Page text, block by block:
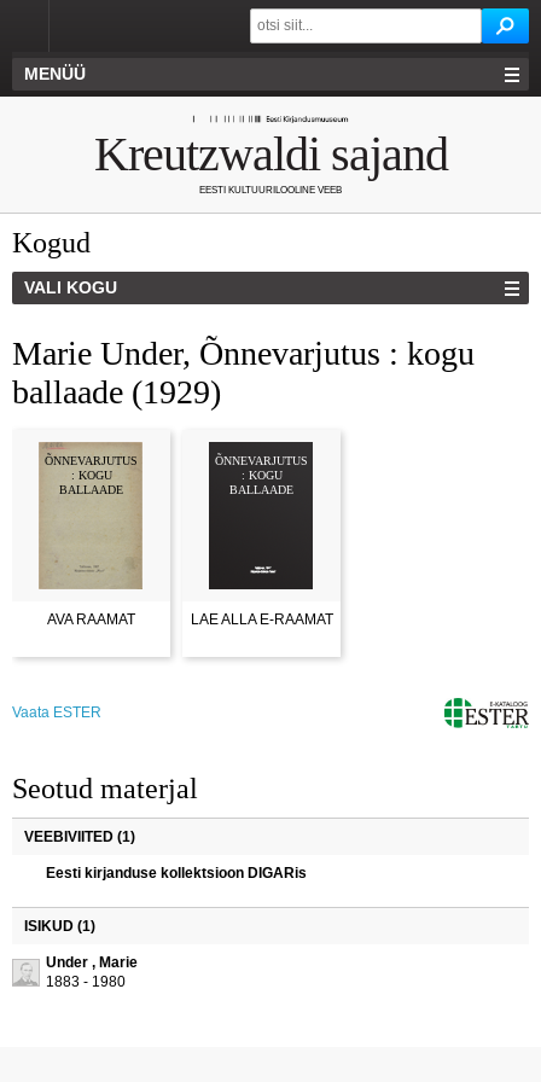
MENÜÜ
Kreutzwaldi sajand
EESTI KULTUURILOOLINE VEEB
Kogud
VALI KOGU
Marie Under, Õnnevarjutus : kogu
ballaade (1929)
ÕNNEVARJUTUS
: KOGU
BALLAADE
AVA RAAMAT
ÕNNEVARJUTUS
: KOGU
BALLAADE
LAE ALLA E-RAAMAT
Vaata ESTER
Seotud materjal
VEEBIVIITED (1)
Eesti kirjanduse kollektsioon DIGARis
ISIKUD (1)
Under , Marie
1883 - 1980